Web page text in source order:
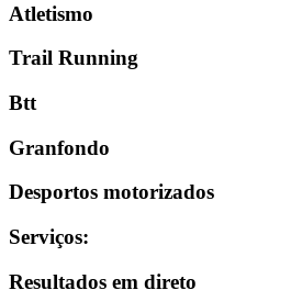
Atletismo
Trail Running
Btt
Granfondo
Desportos motorizados
Serviços:
Resultados em direto